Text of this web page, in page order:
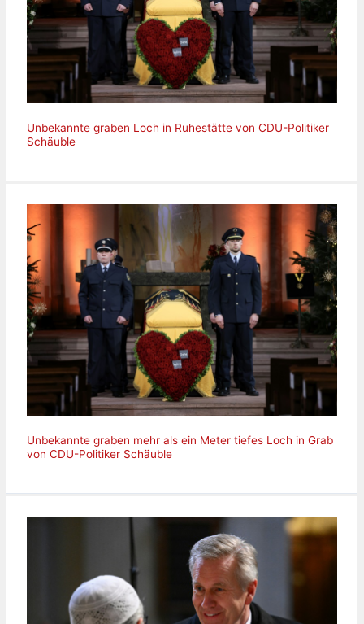
Unbekannte graben Loch in Ruhestätte von CDU-Politiker
Schäuble
Unbekannte graben mehr als ein Meter tiefes Loch in Grab
von CDU-Politiker Schäuble